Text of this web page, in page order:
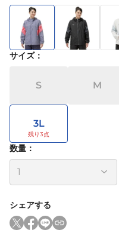
サイズ：
S M
3L
数量：
シェアする